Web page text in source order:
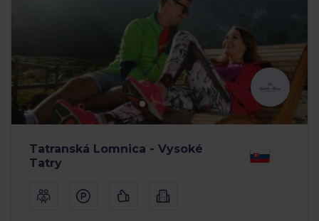
Tatranská Lomnica - Vysoké
Tatry